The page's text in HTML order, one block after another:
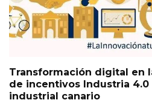
Transformación digital en
de incentivos Industria
industrial canario